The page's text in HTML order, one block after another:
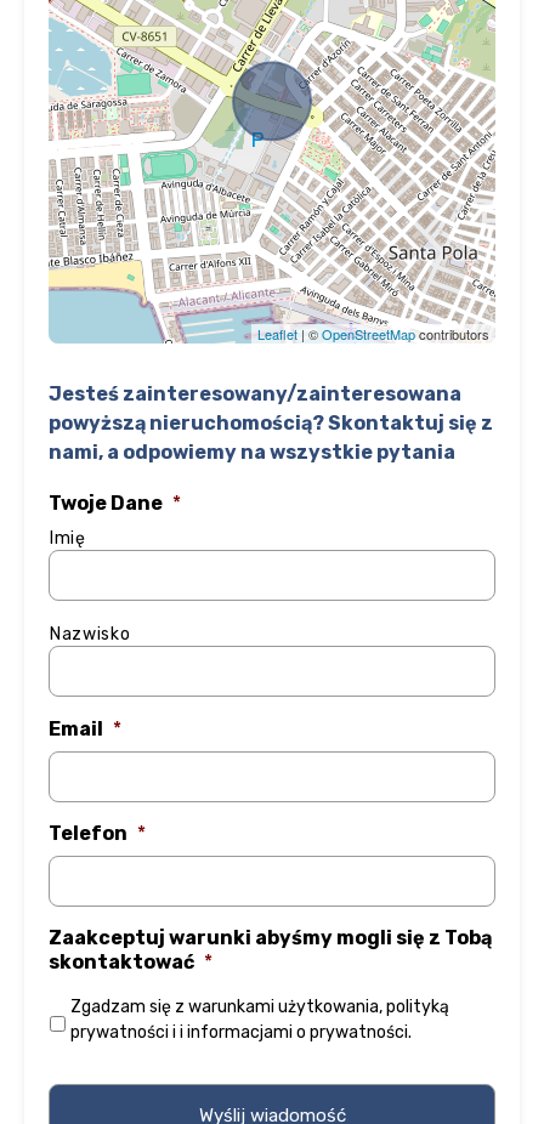
Leaflet | ©OpenStreetMapcontributors
Jesteś zainteresowany/zainteresowana
powyższą nieruchomością? Skontaktuj się z
nami, a odpowiemy na wszystkie pytania
Twoje Dane *
Imię
Nazwisko
Email *
Telefon *
Zaakceptuj warunki abyśmy mogli się z Tobą
skontaktować *
Zgadzam się z warunkami użytkowania,polityką
prywatności i i informacjami o prywatności.